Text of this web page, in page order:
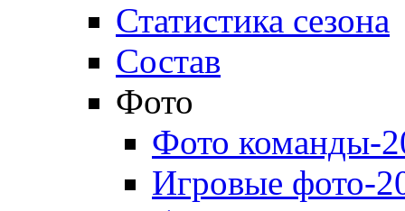
Статистика сезона
Состав
Фото
Фото команды-
Игровые фото-